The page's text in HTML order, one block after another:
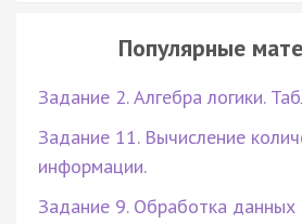
Популярные
Задание 2. Алгебра логики.
Задание 11. Вычисление
информации.
Задание 9. Обработка данных